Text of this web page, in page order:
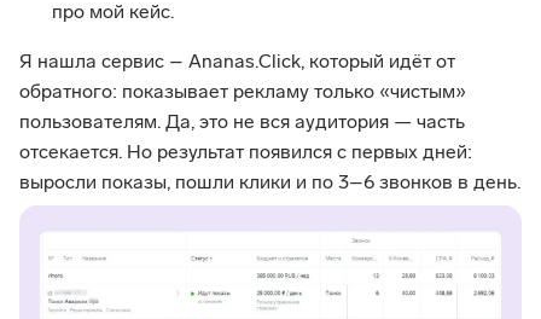
про мой кейс.
Я нашла сервис – Ananas.Click, который идёт от
обратного: показывает рекламу только «чистым»
пользователям. Да, это не вся аудитория — часть
отсекается. Но результат появился с первых дней:
выросли показы, пошли клики и по 3–6 звонков в день.